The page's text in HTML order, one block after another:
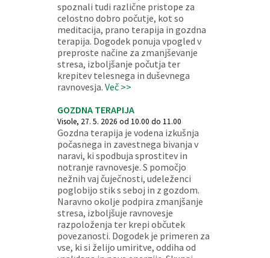
spoznali tudi različne pristope za
celostno dobro počutje, kot so
meditacija, prano terapija in gozdna
terapija. Dogodek ponuja vpogled v
preproste načine za zmanjševanje
stresa, izboljšanje počutja ter
krepitev telesnega in duševnega
ravnovesja. Več >>
GOZDNA TERAPIJA
Visole, 27. 5. 2026 od 10.00 do 11.00
Gozdna terapija je vodena izkušnja
počasnega in zavestnega bivanja v
naravi, ki spodbuja sprostitev in
notranje ravnovesje. S pomočjo
nežnih vaj čuječnosti, udeleženci
poglobijo stik s seboj in z gozdom.
Naravno okolje podpira zmanjšanje
stresa, izboljšuje ravnovesje
razpoloženja ter krepi občutek
povezanosti. Dogodek je primeren za
vse, ki si želijo umiritve, oddiha od